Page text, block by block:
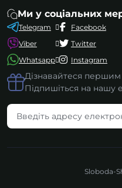
Ми у соціальних
Telegram
Viber
Whatsapp
Facebook
Twitter
Instagram
Дізнавайтеся першим
Підпишіться на нашу
Sloboda-